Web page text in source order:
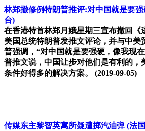
林郑撤修例特朗普推评:对中国就是要强
台)
在香港特首林郑月娥星期三宣布撤回《
美国总统特朗普发推文评论，并与中美
普强调，“对中国就是要强硬，像我现
普推文说，中国让步对他们是有利的，
条件好得多的解决方案。 (2019-09-05)
传媒东主黎智英寓所疑遭掷汽油弹 (法